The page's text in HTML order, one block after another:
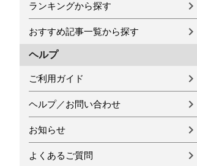
ランキングから探す
おすすめ記事一覧から探す
ヘルプ
ご利用ガイド
ヘルプ／お問い合わせ
お知らせ
よくあるご質問